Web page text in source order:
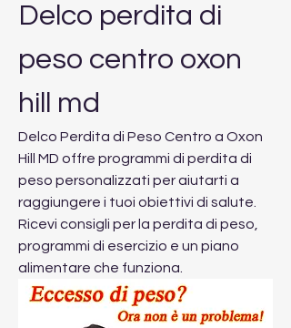
Delco perdita di
peso centro oxon
hill md
Delco Perdita di Peso Centro a Oxon
Hill MD offre programmi di perdita di
peso personalizzati per aiutarti a
raggiungere i tuoi obiettivi di salute.
Ricevi consigli per la perdita di peso,
programmi di esercizio e un piano
alimentare che funziona.